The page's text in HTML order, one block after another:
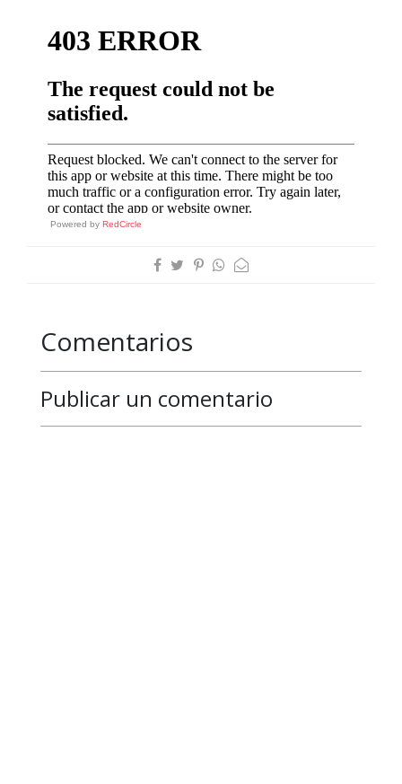
Powered by RedCircle
Comentarios
Publicar un comentario